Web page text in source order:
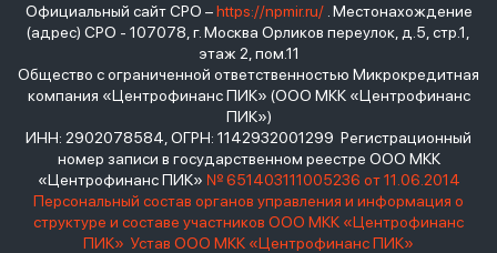
Официальный сайт СРО –https://npmir.ru/. Местонахождение
(адрес) СРО - 107078, г. Москва Орликов переулок, д.5, стр.1,
этаж 2, пом.11
Общество с ограниченной ответственностью Микрокредитная
компания «Центрофинанс ПИК» (ООО МКК «Центрофинанс
ПИК»)
ИНН: 2902078584, ОГРН: 1142932001299 Регистрационный
номер записи в государственном реестре ООО МКК
«Центрофинанс ПИК» № 651403111005236 от 11.06.2014
Персональный состав органов управления и информация о
структуре и составе участников ООО МКК «Центрофинанс
ПИК» Устав ООО МКК «Центрофинанс ПИК»